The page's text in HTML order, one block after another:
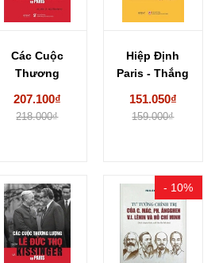
Các Cuộc
Thương
207.100₫
218.000₫
Hiệp Định
Paris - Thắng
151.050₫
159.000₫
- 10%